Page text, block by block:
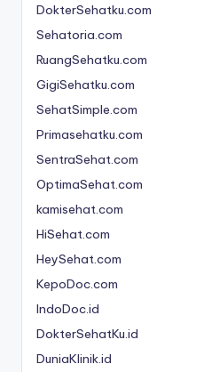
DokterSehatku.com
Sehatoria.com
RuangSehatku.com
GigiSehatku.com
SehatSimple.com
Primasehatku.com
SentraSehat.com
OptimaSehat.com
kamisehat.com
HiSehat.com
HeySehat.com
KepoDoc.com
IndoDoc.id
DokterSehatKu.id
DuniaKlinik.id